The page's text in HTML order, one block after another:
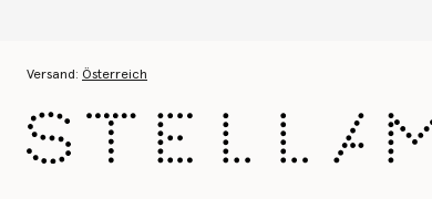
Versand: Österreich